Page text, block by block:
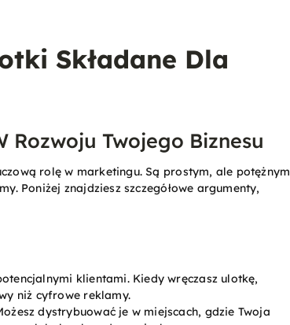
Składane Dla
Rozwoju Twojego Biznesu
rolę w marketingu. Są prostym, ale potężnym
Poniżej znajdziesz szczegółowe argumenty,
klientami. Kiedy wręczasz ulotkę,
niż cyfrowe reklamy.
dystrybuować je w miejscach, gdzie Twoja